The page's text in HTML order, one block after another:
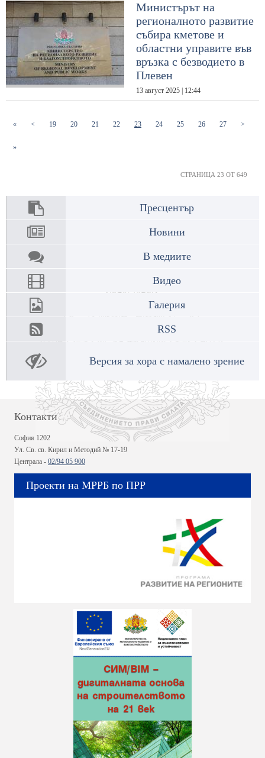
Министърът на
регионалното развитие
събира кметове и
областни управите във
връзка с безводието в
Плевен
13 август 2025 | 12:44
« < 19(current)
20(current)
21 (current)
22(current)
23(current)
24(current)
25(current)
26(current)
27(current)
>
»
СТРАНИЦА 23 ОТ 649
Пресцентър
Новини
В медиите
Видео
Галерия
RSS
Версия за хора с намалено зрение
Контакти
София 1202
Ул. Св. св. Кирил и Методий № 17-19
Централа - 02/94 05 900
Проекти на МРРБ по ПРР